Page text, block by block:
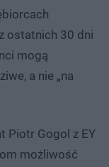
ostatnich 30 dni
mogą
a nie „na
Piotr Gogol z EY
możliwość